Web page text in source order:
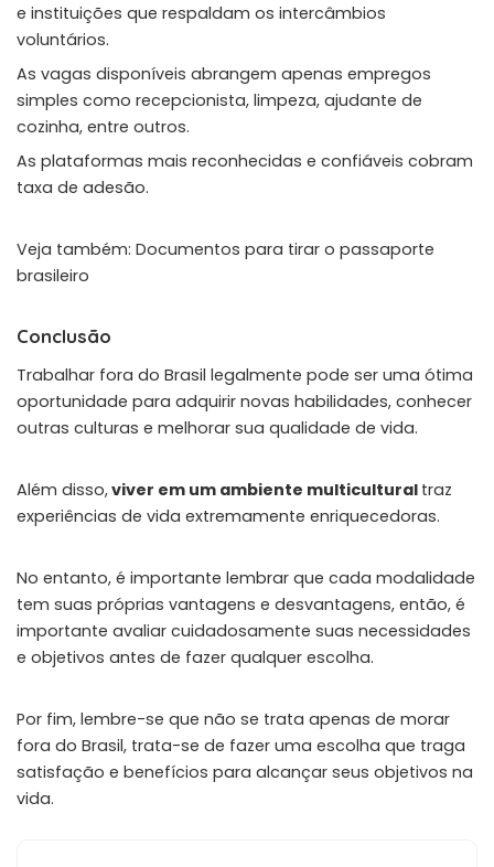
e instituições que respaldam os intercâmbios
voluntários.
As vagas disponíveis abrangem apenas empregos
simples como recepcionista, limpeza, ajudante de
cozinha, entre outros.
As plataformas mais reconhecidas e confiáveis cobram
taxa de adesão.
Veja também: Documentos para tirar o passaporte
brasileiro
Conclusão
Trabalhar fora do Brasil legalmente pode ser uma ótima
oportunidade para adquirir novas habilidades, conhecer
outras culturas e melhorar sua qualidade de vida.
Além disso,viver em um ambiente multicultural traz
experiências de vida extremamente enriquecedoras.
No entanto, é importante lembrar que cada modalidade
tem suas próprias vantagens e desvantagens, então, é
importante avaliar cuidadosamente suas necessidades
e objetivos antes de fazer qualquer escolha.
Por fim, lembre-se que não se trata apenas de morar
fora do Brasil, trata-se de fazer uma escolha que traga
satisfação e benefícios para alcançar seus objetivos na
vida.